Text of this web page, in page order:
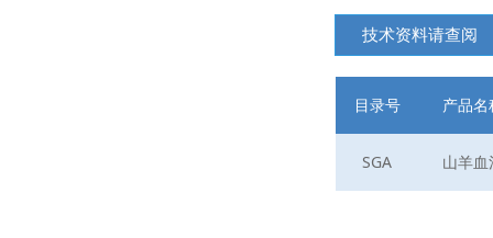
技术资料请查阅
目录号 产品名
SGA 山羊血